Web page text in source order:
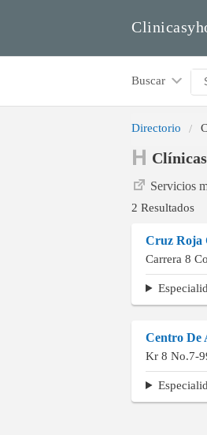
Buscar
Directorio
Servicios
2 Resultados
Cruz Roja
Carrera 8
Centro De
Kr 8 No.7-